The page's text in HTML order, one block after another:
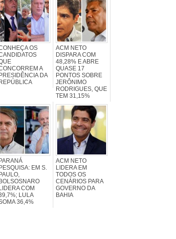
OS
A
DA
ACM NETO
DISPARA COM
48,28% E ABRE
QUASE 17
PONTOS SOBRE
JERÔNIMO
RODRIGUES, QUE
TEM 31,15%
EM S.
COM
LULA
36,4%
ACM NETO
LIDERA EM
TODOS OS
CENÁRIOS PARA
GOVERNO DA
BAHIA